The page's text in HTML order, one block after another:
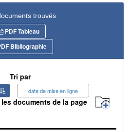
trouvés
PDF Tableau
Bibliographie
Tri par
date de mise en ligne
documents de la page